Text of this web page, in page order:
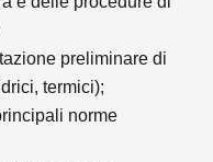
preliminare di
termici);
norme